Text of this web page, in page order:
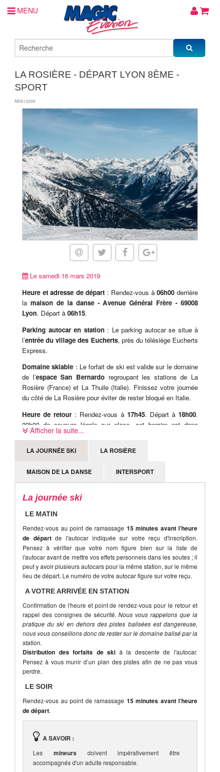
MENU
LA ROSIÈRE - DÉPART LYON 8ÈME -
SPORT
M0813209
Le samedi 16 mars 2019
Heure et adresse de départ : Rendez-vous à06h00 derrière
la maison de la danse - Avenue Général Frère - 69008
Lyon. Départ à 06h15.
Parking autocar en station : Le parking autocar se situe à
l’entrée du village des Eucherts, près du télésiège Eucherts
Express.
Domaine skiable : Le forfait de ski est valide sur le domaine
de l’espace San Bernardoregroupant les stations de La
Rosière (France) et La Thuile (Italie). Finissez votre journée
du côté de La Rosière pour éviter de rester bloqué en Italie.
Heure de retour : Rendez-vous à 17h45. Départ à18h00.
09h00 de coupure légale sur place, cet horaire est donc
susceptible d'être modifié sur place, le jour-même.
Afficher la suite...
LA JOURNÉE SKI LA ROSIÈRE
MAISON DE LA DANSE INTERSPORT
La journée ski
LE MATIN
Rendez-vous au point de ramassage 15 minutes avant l’heure
de départde l'autocar indiquée sur votre reçu d'inscription.
Pensez à vérifier que votre nom figure bien sur la liste de
l'autocar avant de mettre vos effets personnels dans les soutes ; il
peut y avoir plusieurs autocars pour la même station, sur le même
lieu de départ. Le numéro de votre autocar figure sur votre reçu.
A VOTRE ARRIVÉE EN STATION
Confirmation de l'heure et point de rendez-vous pour le retour et
rappel des consignes de sécurité.Nous vous rappelons que la
pratique du ski en dehors des pistes balisées est dangereuse,
nous vous conseillons donc de rester sur le domaine balisé par la
station.
Distribution des forfaits de ski à la descente de l'autocar.
Pensez à vous munir d’un plan des pistes afin de ne pas vous
perdre.
LE SOIR
Rendez-vous au point de ramassage 15 minutes avant l’heure
de départ.
A SAVOIR :
Les mineurs doivent impérativement être
accompagnés d'un adulte responsable.